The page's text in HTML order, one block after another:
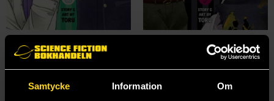
Samtycke Information Om
Tooru
179 kr
Crossplay Love: Otaku x Punk Vol. 7
44 kr Ord.179 kr